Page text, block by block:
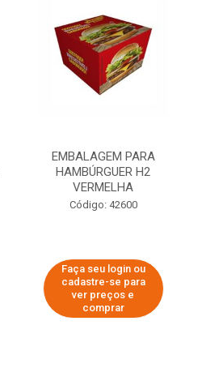
EMBALAGEM PARA
HAMBÚRGUER H2
VERMELHA
Código: 42600
Faça seu login ou
cadastre-se para
ver preços e
comprar